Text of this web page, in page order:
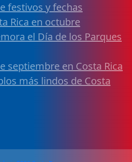
festivos y fechas
Rica en octubre
el Día de los Parques
septiembre en Costa Rica
más lindos de Costa